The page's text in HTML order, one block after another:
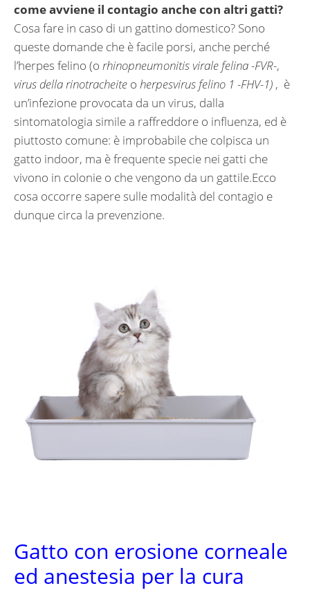
come avviene il contagio anche con altri gatti?
Cosa fare in caso di un gattino domestico? Sono
queste domande che è facile porsi, anche perché
l’herpes felino (o rhinopneumonitis virale felina -FVR-,
virus della rinotracheite o herpesvirus felino 1 -FHV-1) , è
un’infezione provocata da un virus, dalla
sintomatologia simile a raffreddore o influenza, ed è
piuttosto comune: è improbabile che colpisca un
gatto indoor, ma è frequente specie nei gatti che
vivono in colonie o che vengono da un gattile.Ecco
cosa occorre sapere sulle modalità del contagio e
dunque circa la prevenzione.
Gatto con erosione corneale
ed anestesia per la cura